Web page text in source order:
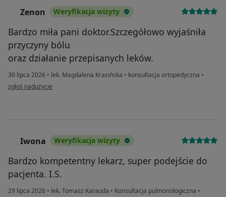
Zenon Weryfikacja wizyty
Bardzo miła pani doktor.Szczegółowo wyjaśniła
przyczyny bólu
oraz działanie przepisanych leków.
30 lipca 2026 • lek. Magdalena Krasińska • konsultacja ortopedyczna •
w opinii użytkownika Zenon
zgłoś nadużycie
Iwona Weryfikacja wizyty
Bardzo kompetentny lekarz, super podejście do
pacjenta. I.S.
29 lipca 2026 • lek. Tomasz Karauda • Konsultacja pulmonologiczna •